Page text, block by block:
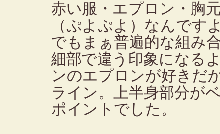
赤い服・エプロン・胸
（ぷよぷよ）なんです
でもまぁ普遍的な組み
細部で違う印象になる
ンのエプロンが好きだ
ライン。上半身部分が
ポイントでした。